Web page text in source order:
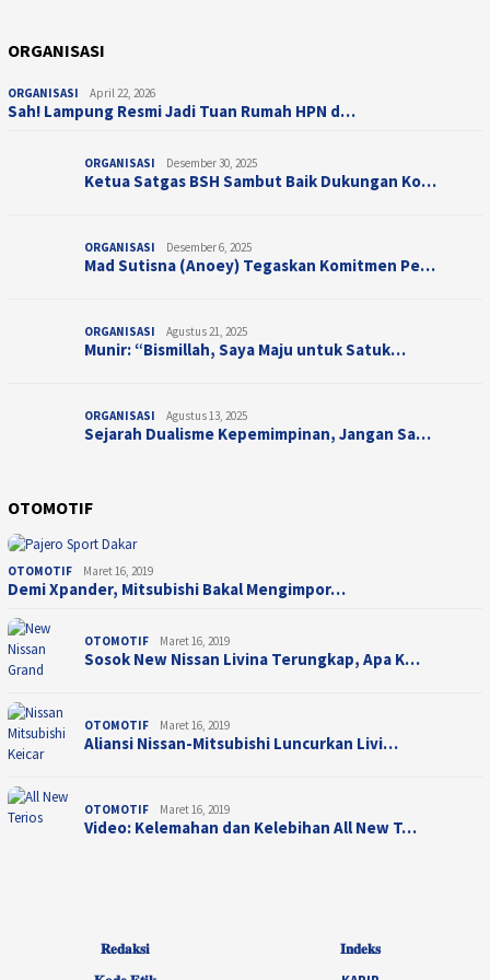
ORGANISASI
ORGANISASI April 22, 2026
Sah! Lampung Resmi Jadi Tuan Rumah HPN d…
ORGANISASI Desember 30, 2025
Ketua Satgas BSH Sambut Baik Dukungan Ko…
ORGANISASI Desember 6, 2025
Mad Sutisna (Anoey) Tegaskan Komitmen Pe…
ORGANISASI Agustus 21, 2025
Munir: “Bismillah, Saya Maju untuk Satuk…
ORGANISASI Agustus 13, 2025
Sejarah Dualisme Kepemimpinan, Jangan Sa…
OTOMOTIF
OTOMOTIF Maret 16, 2019
Demi Xpander, Mitsubishi Bakal Mengimpor…
OTOMOTIF Maret 16, 2019
Sosok New Nissan Livina Terungkap, Apa K…
OTOMOTIF Maret 16, 2019
Aliansi Nissan-Mitsubishi Luncurkan Livi…
OTOMOTIF Maret 16, 2019
Video: Kelemahan dan Kelebihan All New T…
𝐑𝐞𝐝𝐚𝐤𝐬𝐢
𝐈𝐧𝐝𝐞𝐤𝐬